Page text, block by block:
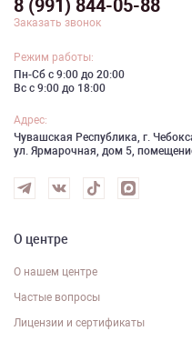
8 (991) 844-05-88
Заказать звонок
Режим работы:
Пн-Сб с 9:00 до 20:00
Вс с 9:00 до 18:00
Адрес:
Чувашская Республика, г.
ул. Ярмарочная, дом 5,
О центре
О нашем центре
Частые вопросы
Лицензии и сертификаты